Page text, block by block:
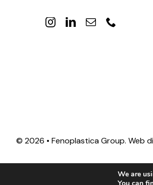
© 2026 • Fenoplastica Group. Web
We are